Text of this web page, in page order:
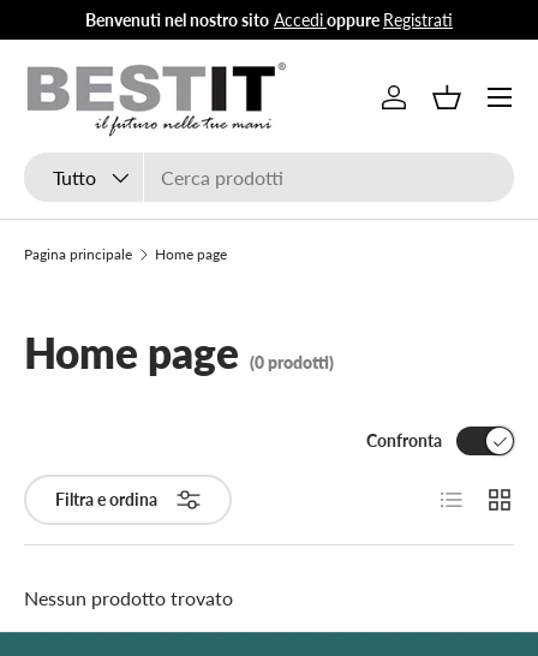
Passa ai contenuti
Benvenuti nel nostro sito Accedioppure Registrati
Cerca
Tipo prodotto
Tutto
AccediCestino
Menu
Pagina principale Home page
Home page (0 prodotti)
Filtra e ordina
Confronta
ElencoGriglia
Nessun prodotto trovato